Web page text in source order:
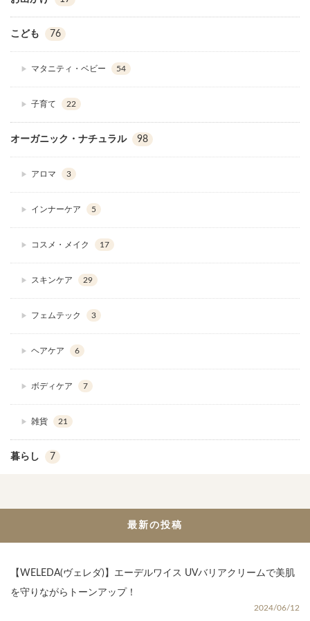
こども 76
マタニティ・ベビー 54
子育て 22
オーガニック・ナチュラル 98
アロマ 3
インナーケア 5
コスメ・メイク 17
スキンケア 29
フェムテック 3
ヘアケア 6
ボディケア 7
雑貨 21
暮らし 7
最新の投稿
【WELEDA(ヴェレダ)】エーデルワイス UVバリアクリームで美肌
を守りながらトーンアップ！
2024/06/12